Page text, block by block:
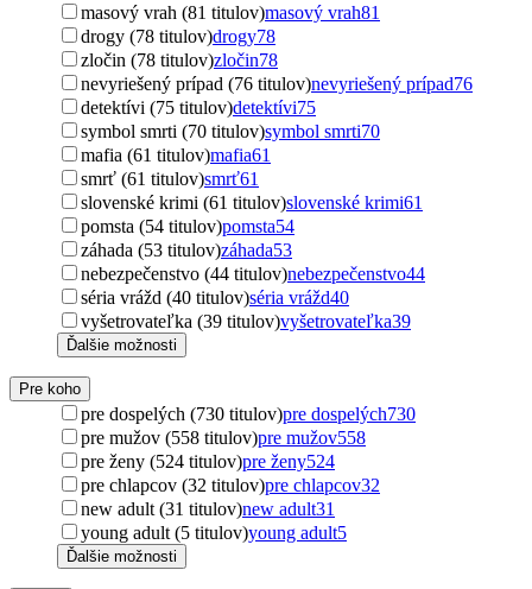
masový vrah (81 titulov)masový vrah81
drogy (78 titulov)drogy78
zločin (78 titulov)zločin78
nevyriešený prípad (76 titulov)nevyriešený prípad76
detektívi (75 titulov)detektívi75
symbol smrti (70 titulov)symbol smrti70
mafia (61 titulov)mafia61
smrť (61 titulov)smrť61
slovenské krimi (61 titulov)slovenské krimi61
pomsta (54 titulov)pomsta54
záhada (53 titulov)záhada53
nebezpečenstvo (44 titulov)nebezpečenstvo44
séria vrážd (40 titulov)séria vrážd40
vyšetrovateľka (39 titulov)vyšetrovateľka39
Ďalšie možnosti
Pre koho
pre dospelých (730 titulov)pre dospelých730
pre mužov (558 titulov)pre mužov558
pre ženy (524 titulov)pre ženy524
pre chlapcov (32 titulov)pre chlapcov32
new adult (31 titulov)new adult31
young adult (5 titulov)young adult5
Ďalšie možnosti